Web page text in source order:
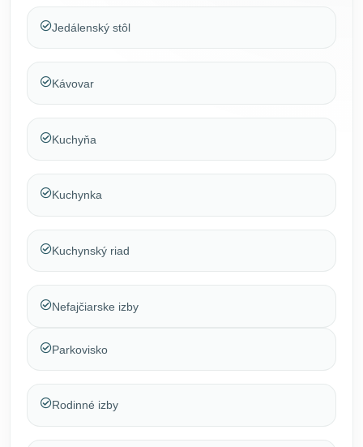
Jedálenský stôl
Kávovar
Kuchyňa
Kuchynka
Kuchynský riad
Nefajčiarske izby
Parkovisko
Rodinné izby